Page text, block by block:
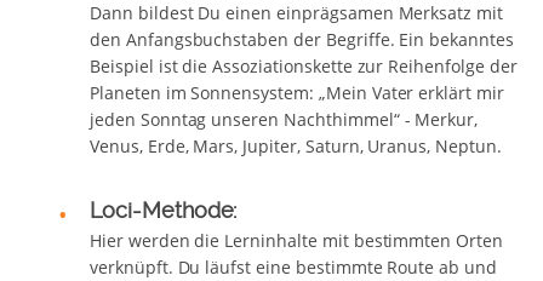
Dann bildest Du einen einprägsamen Merksatz mit
den Anfangsbuchstaben der Begriffe. Ein bekanntes
Beispiel ist die Assoziationskette zur Reihenfolge der
Planeten im Sonnensystem: „Mein Vater erklärt mir
jeden Sonntag unseren Nachthimmel“ - Merkur,
Venus, Erde, Mars, Jupiter, Saturn, Uranus, Neptun.
Loci-Methode:
Hier werden die Lerninhalte mit bestimmten Orten
verknüpft. Du läufst eine bestimmte Route ab und